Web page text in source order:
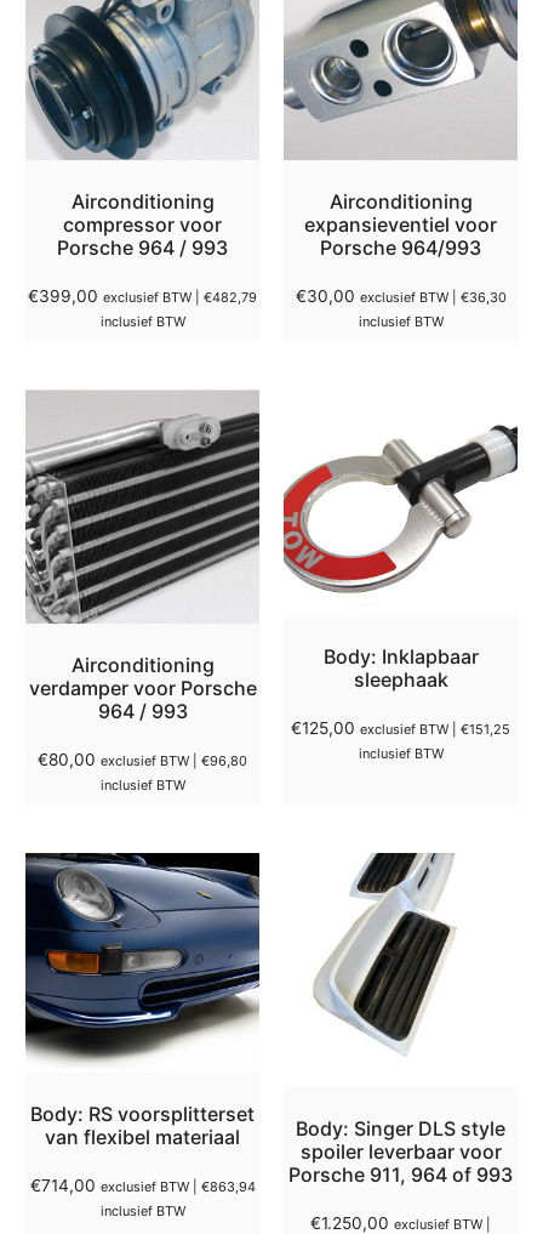
Airconditioning
compressor voor
Porsche 964 / 993
€399,00 exclusief BTW | €482,79
inclusief BTW
Airconditioning
expansieventiel voor
Porsche 964/993
€30,00 exclusief BTW | €36,30
inclusief BTW
Airconditioning
verdamper voor Porsche
964 / 993
€80,00 exclusief BTW | €96,80
inclusief BTW
Body: Inklapbaar
sleephaak
€125,00 exclusief BTW | €151,25
inclusief BTW
Body: RS voorsplitterset
van flexibel materiaal
€714,00 exclusief BTW | €863,94
inclusief BTW
Body: Singer DLS style
spoiler leverbaar voor
Porsche 911, 964 of 993
€1.250,00 exclusief BTW |